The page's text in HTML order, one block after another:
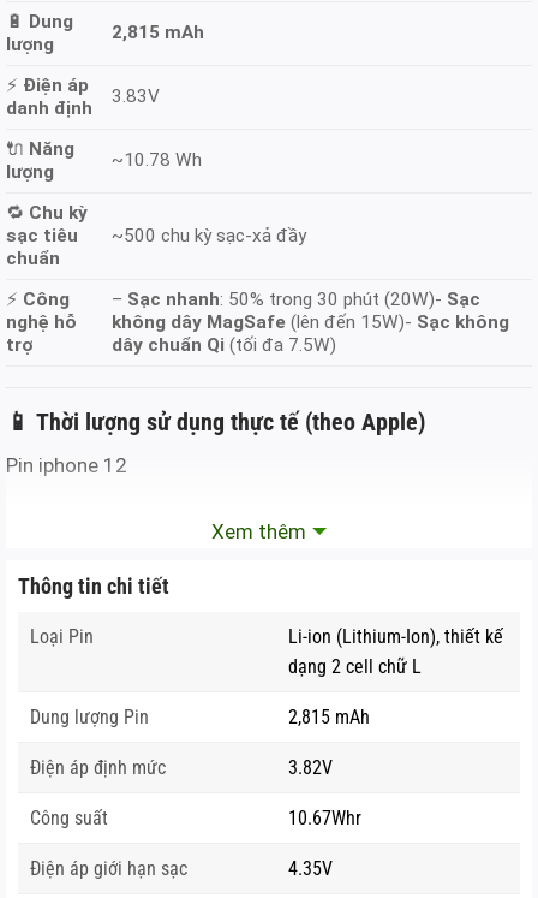
🔋 Dung
lượng
2,815 mAh
⚡ Điện áp
danh định
3.83V
🔌 Năng
lượng
~10.78 Wh
🔁 Chu kỳ
sạc tiêu
chuẩn
~500 chu kỳ sạc-xả đầy
⚡ Công
nghệ hỗ
trợ
– Sạc nhanh: 50% trong 30 phút (20W)- Sạc
không dây MagSafe (lên đến 15W)- Sạc không
dây chuẩn Qi(tối đa 7.5W)
📱 Thời lượng sử dụng thực tế (theo Apple)
Pin iphone 12
THỜI LƯỢNG
🎧 Nghe nhạc
~65 giờ
trên tiến trình 5nm và iOS cải tiến.
Xem thêm
Thông tin chi tiết
Loại Pin
Li-ion (Lithium-Ion), thiết kế
dạng 2 cell chữ L
Dung lượng Pin 2,815 mAh
Điện áp định mức 3.82V
Công suất 10.67Whr
Điện áp giới hạn sạc 4.35V